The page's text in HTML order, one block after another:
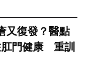
又復發？醫點
門健康 重訓